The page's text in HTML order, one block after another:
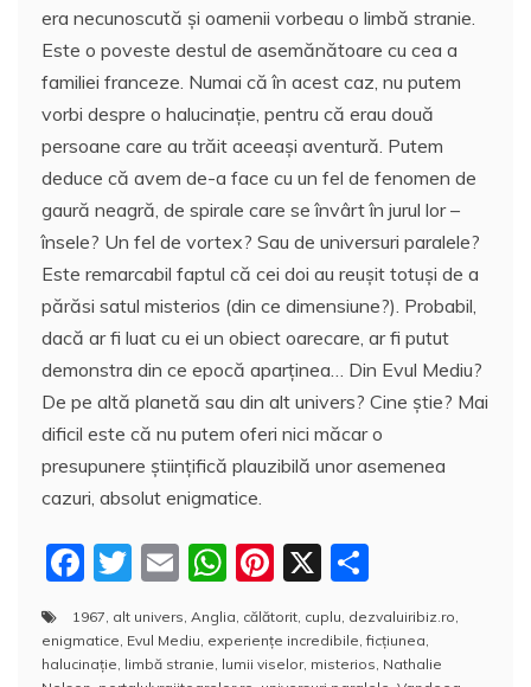
era necunoscută şi oamenii vorbeau o limbă stranie.
Este o poveste destul de asemănătoare cu cea a
familiei franceze. Numai că în acest caz, nu putem
vorbi despre o halucinaţie, pentru că erau două
persoane care au trăit aceeaşi aventură. Putem
deduce că avem de-a face cu un fel de fenomen de
gaură neagră, de spirale care se învârt în jurul lor –
însele? Un fel de vortex? Sau de universuri paralele?
Este remarcabil faptul că cei doi au reuşit totuşi de a
părăsi satul misterios (din ce dimensiune?). Probabil,
dacă ar fi luat cu ei un obiect oarecare, ar fi putut
demonstra din ce epocă aparţinea… Din Evul Mediu?
De pe altă planetă sau din alt univers? Cine ştie? Mai
dificil este că nu putem oferi nici măcar o
presupunere ştiinţifică plauzibilă unor asemenea
cazuri, absolut enigmatice.
F
a
c
e
T
w
itt
er
E
m
ai
l
W
at
s
Pi
nt
er
e
X
rt
aj
1967, alt univers, Anglia, călătorit, cuplu, dezvaluiribiz.ro,
enigmatice, Evul Mediu, experienţe incredibile,ficţiunea,
halucinație, limbă stranie, lumii viselor, misterios, Nathalie